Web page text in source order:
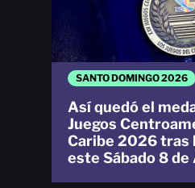
SANTO DOMINGO 2026
Así quedó el
Juegos
Caribe 2026 tras
este Sábado 8 de